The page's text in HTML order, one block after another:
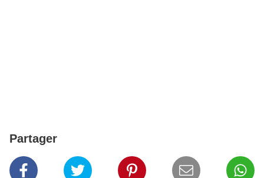
Partager